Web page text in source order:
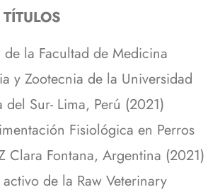
de la Facultad de Medicina
y Zootecnia de la Universidad
del Sur- Lima, Perú (2021)
Fisiológica en Perros
Clara Fontana, Argentina (2021)
de la Raw Veterinary